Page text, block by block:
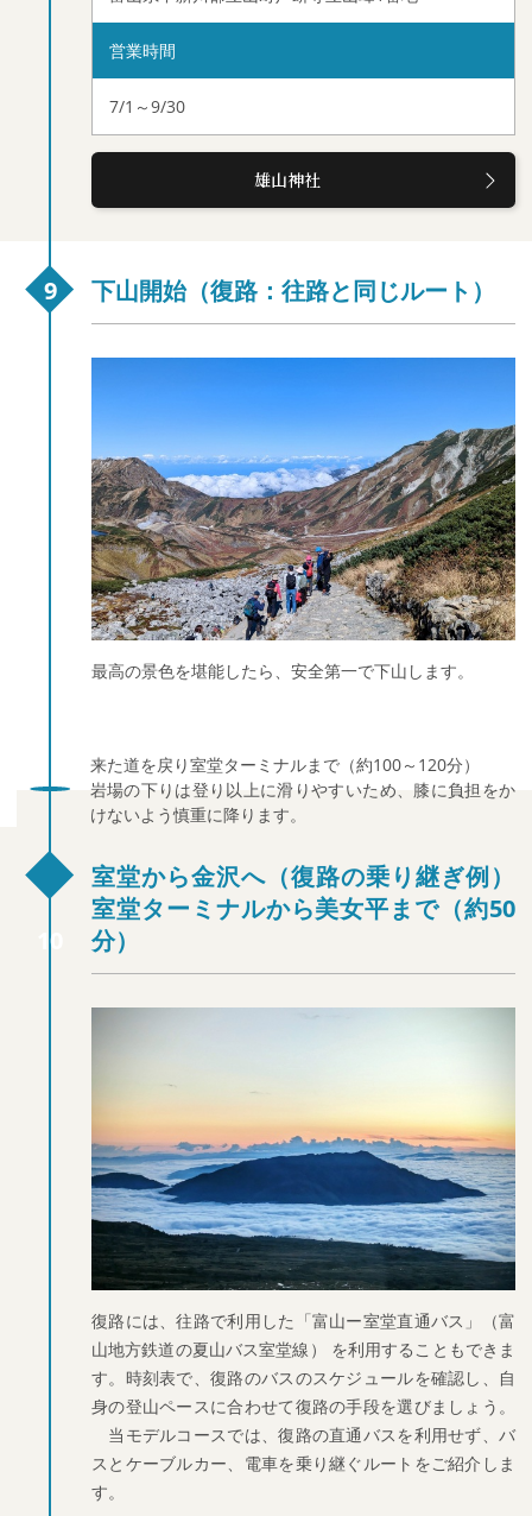
営業時間
7/1～9/30
雄山神社
下山開始（復路：往路と同じルート）
最高の景色を堪能したら、安全第一で下山します。
来た道を戻り室堂ターミナルまで（約100～120分）
岩場の下りは登り以上に滑りやすいため、膝に負担をか
けないよう慎重に降ります。
室堂から金沢へ（復路の乗り継ぎ例）
室堂ターミナルから美女平まで（約50
分）
復路には、往路で利用した「富山ー室堂直通バス」（富
山地方鉄道の夏山バス室堂線） を利用することもできま
す。時刻表で、復路のバスのスケジュールを確認し、自
身の登山ペースに合わせて復路の手段を選びましょう。
当モデルコースでは、復路の直通バスを利用せず、バ
スとケーブルカー、電車を乗り継ぐルートをご紹介しま
す。